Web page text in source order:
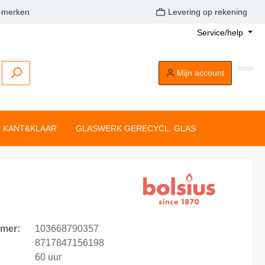
Levering op rekening
Service/help
Mijn account
KANT&KLAAR GLASWERK GERECYCL. GLAS
Clean Light
Stompkaarsen
103668790357
8717847156198
60 uur